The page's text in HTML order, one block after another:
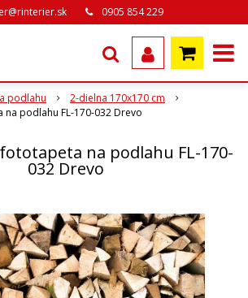
0905 854 229
podlahu
2-dielna 170x170 cm
podlahu FL-170-032 Drevo
na podlahu FL-170-
032 Drevo